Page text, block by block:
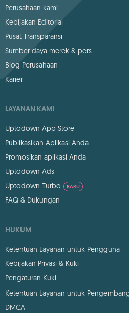
Perusahaan kami
Kebijakan Editorial
Pusat Transparansi
Sumber daya merek & pers
Blog Perusahaan
Karier
LAYANAN KAMI
Uptodown App Store
Publikasikan Aplikasi Anda
Promosikan aplikasi Anda
Uptodown Ads
Uptodown Turbo
BARU
FAQ & Dukungan
HUKUM
Ketentuan Layanan untuk Pengguna
Kebijakan Privasi & Kuki
Pengaturan Kuki
Ketentuan Layanan untuk
DMCA